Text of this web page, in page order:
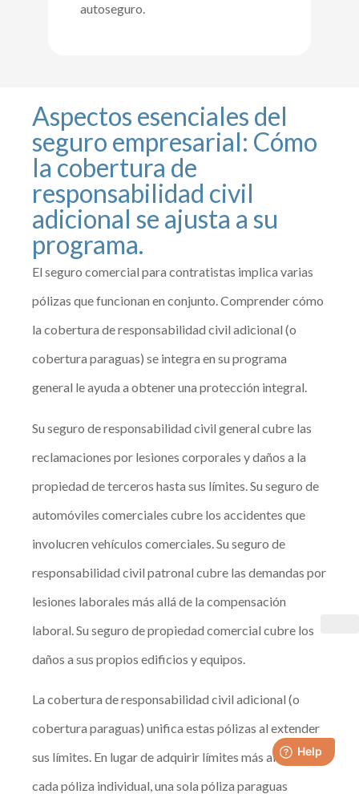
autoseguro.
Aspectos esenciales del
seguro empresarial: Cómo
la cobertura de
responsabilidad civil
adicional se ajusta a su
programa.
El seguro comercial para contratistas implica varias
pólizas que funcionan en conjunto. Comprender cómo
la cobertura de responsabilidad civil adicional (o
cobertura paraguas) se integra en su programa
general le ayuda a obtener una protección integral.
Su seguro de responsabilidad civil general cubre las
reclamaciones por lesiones corporales y daños a la
propiedad de terceros hasta sus límites. Su seguro de
automóviles comerciales cubre los accidentes que
involucren vehículos comerciales. Su seguro de
responsabilidad civil patronal cubre las demandas por
lesiones laborales más allá de la compensación
laboral. Su seguro de propiedad comercial cubre los
daños a sus propios edificios y equipos.
La cobertura de responsabilidad civil adicional (o
cobertura paraguas) unifica estas pólizas al extender
sus límites. En lugar de adquirir límites más altos en
cada póliza individual, una sola póliza paraguas